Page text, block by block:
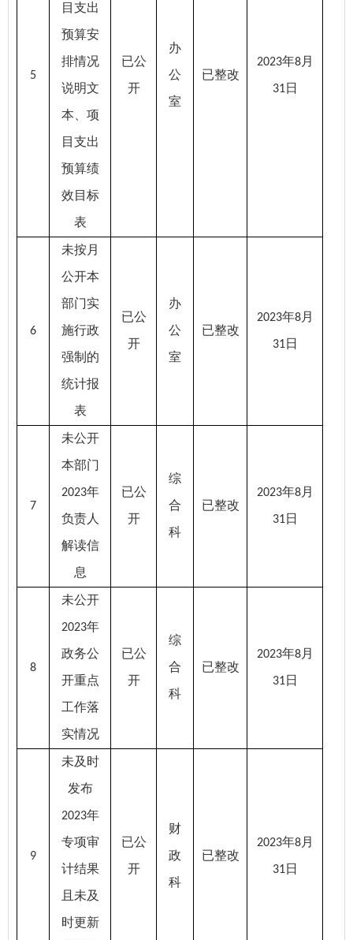
5
目支出
预算安
排情况
说明文
本、项
目支出
预算绩
效目标
表
已公
开
办
公
室
已整改
2023年8月
31 日
6
未按月
公开本
部门实
施行政
强制的
统计报
表
已公
开
办
公
室
已整改
2023年8月
31 日
7
未公开
本部门
2023年
负责人
解读信
息
已公
开
综
合
科
已整改
2023年8月
31 日
8
未公开
2023年
政务公
开重点
工作落
实情况
已公
开
综
合
科
已整改
2023年8月
31 日
9
未及时
发布
2023年
专项审
计结果
且未及
时更新
已公
开
财
政
科
已整改
2023年8月
31 日